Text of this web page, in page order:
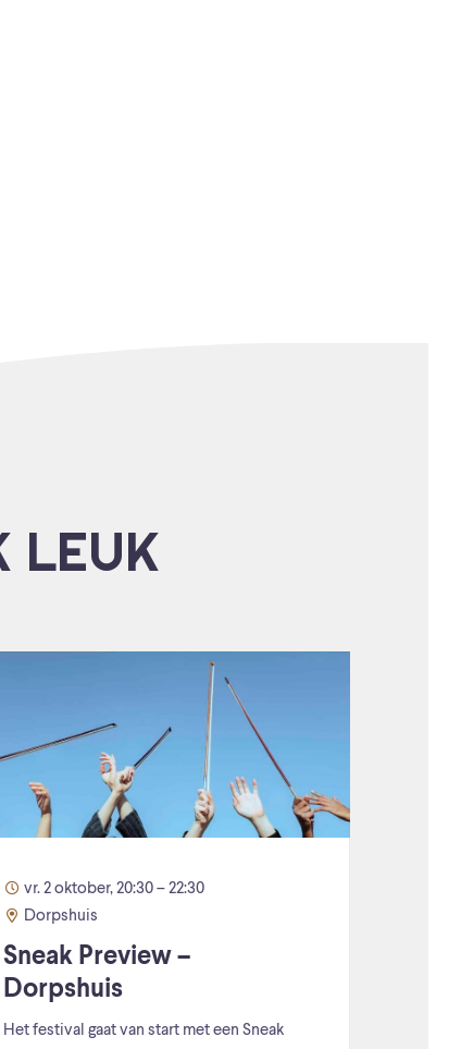
LEUK
vr. 2 oktober, 20:30 – 22:30
Dorpshuis
Sneak Preview –
Dorpshuis
Het festival gaat van start met een Sneak